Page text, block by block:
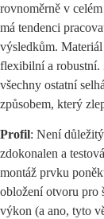
rovnoměrně v
má tendenci
výsledkům.
flexibilní a robustní.
všechny ostatní
způsobem, který
Profil: Není
zdokonalen a
montáž prvku
obložení otvoru pro
výkon (a ano, tyto